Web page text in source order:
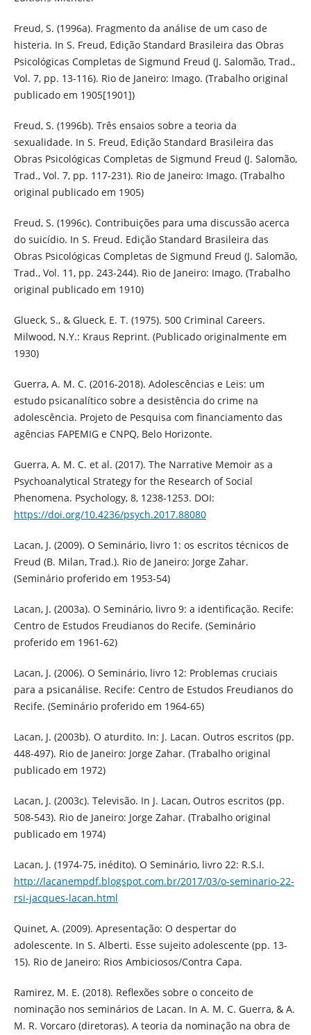
Freud, S. (1996a). Fragmento da análise de um caso de
histeria. In S. Freud, Edição Standard Brasileira das Obras
Psicológicas Completas de Sigmund Freud (J. Salomão, Trad.,
Vol. 7, pp. 13-116). Rio de Janeiro: Imago. (Trabalho original
publicado em 1905[1901])
Freud, S. (1996b). Três ensaios sobre a teoria da
sexualidade. In S. Freud, Edição Standard Brasileira das
Obras Psicológicas Completas de Sigmund Freud (J. Salomão,
Trad., Vol. 7, pp. 117-231). Rio de Janeiro: Imago. (Trabalho
original publicado em 1905)
Freud, S. (1996c). Contribuições para uma discussão acerca
do suicídio. In S. Freud. Edição Standard Brasileira das
Obras Psicológicas Completas de Sigmund Freud (J. Salomão,
Trad., Vol. 11, pp. 243-244). Rio de Janeiro: Imago. (Trabalho
original publicado em 1910)
Glueck, S., & Glueck, E. T. (1975). 500 Criminal Careers.
Milwood, N.Y.: Kraus Reprint. (Publicado originalmente em
1930)
Guerra, A. M. C. (2016-2018). Adolescências e Leis: um
estudo psicanalítico sobre a desistência do crime na
adolescência. Projeto de Pesquisa com financiamento das
agências FAPEMIG e CNPQ, Belo Horizonte.
Guerra, A. M. C. et al. (2017). The Narrative Memoir as a
Psychoanalytical Strategy for the Research of Social
Phenomena. Psychology, 8, 1238-1253. DOI:
https://doi.org/10.4236/psych.2017.88080
Lacan, J. (2009). O Seminário, livro 1: os escritos técnicos de
Freud (B. Milan, Trad.). Rio de Janeiro: Jorge Zahar.
(Seminário proferido em 1953-54)
Lacan, J. (2003a). O Seminário, livro 9: a identificação. Recife:
Centro de Estudos Freudianos do Recife. (Seminário
proferido em 1961-62)
Lacan, J. (2006). O Seminário, livro 12: Problemas cruciais
para a psicanálise. Recife: Centro de Estudos Freudianos do
Recife. (Seminário proferido em 1964-65)
Lacan, J. (2003b). O aturdito. In: J. Lacan. Outros escritos (pp.
448-497). Rio de Janeiro: Jorge Zahar. (Trabalho original
publicado em 1972)
Lacan, J. (2003c). Televisão. In J. Lacan, Outros escritos (pp.
508-543). Rio de Janeiro: Jorge Zahar. (Trabalho original
publicado em 1974)
Lacan, J. (1974-75, inédito). O Seminário, livro 22: R.S.I.
http://lacanempdf.blogspot.com.br/2017/03/o-seminario-22-
rsi-jacques-lacan.html
Quinet, A. (2009). Apresentação: O despertar do
adolescente. In S. Alberti. Esse sujeito adolescente (pp. 13-
15). Rio de Janeiro: Rios Ambiciosos/Contra Capa.
Ramirez, M. E. (2018). Reflexões sobre o conceito de
nominação nos seminários de Lacan. In A. M. C. Guerra, & A.
M. R. Vorcaro (diretoras). A teoria da nominação na obra de